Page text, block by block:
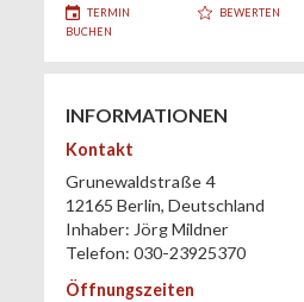
TERMIN
BUCHEN
BEWERTEN
INFORMATIONEN
Kontakt
Grunewaldstraße 4
12165 Berlin, Deutschland
Inhaber: Jörg Mildner
Telefon: 030-23925370
Öffnungszeiten